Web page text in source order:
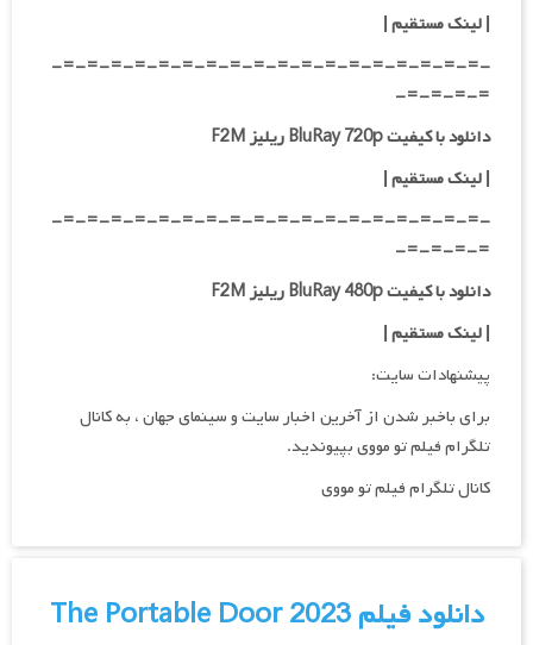
|لینک مستقیم|
-=-=-=-=-=-=-=-=-=-=-=-=-=-=-=-=-=-=-
=-=-=-=-
دانلود با کیفیت BluRay 720p ریلیز F2M
| لینک مستقیم|
-=-=-=-=-=-=-=-=-=-=-=-=-=-=-=-=-=-=-
=-=-=-=-
دانلود با کیفیت BluRay 480p ریلیز F2M
| لینک مستقیم|
پیشنهادات سایت:
برای باخبر شدن از آخرین اخبار سایت و سینمای جهان ، به کانال
تلگرام فیلم تو مووی بپیوندید.
کانال تلگرام فیلم تو مووی
دانلود فیلم The Portable Door 2023